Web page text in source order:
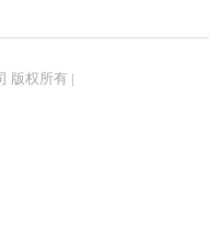
版权所有 |